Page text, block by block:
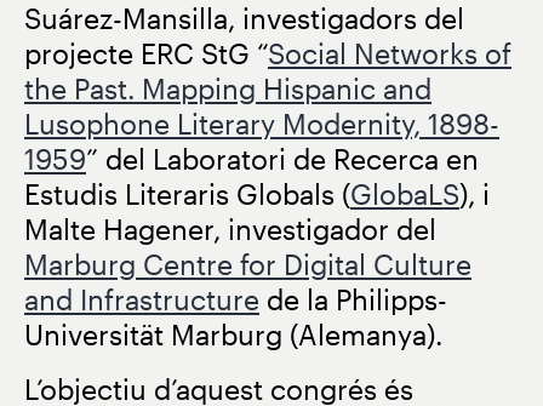
Suárez-Mansilla, investigadors del
projecte ERC StG “Social Networks of
the Past. Mapping Hispanic and
Lusophone Literary Modernity, 1898-
1959” del Laboratori de Recerca en
Estudis Literaris Globals (GlobaLS), i
Malte Hagener, investigador del
Marburg Centre for Digital Culture
and Infrastructure de la Philipps-
Universität Marburg (Alemanya).
L’objectiu d’aquest congrés és